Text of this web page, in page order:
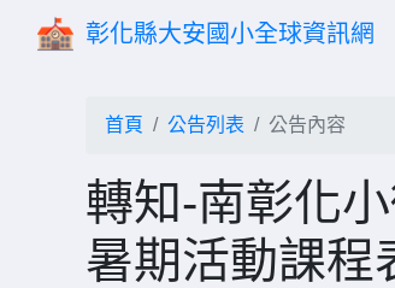
彰化縣大安國小全球資訊網
首頁 公告列表 公告內容
轉知-南彰化
暑期活動課程